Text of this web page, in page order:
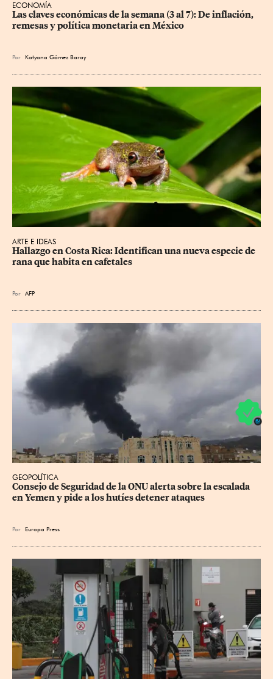
ECONOMÍA
Las claves económicas de la semana (3 al 7): De inflación,
remesas y política monetaria en México
Por Katyana Gómez Baray
ARTE E IDEAS
Hallazgo en Costa Rica: Identifican una nueva especie de
rana que habita en cafetales
Por AFP
GEOPOLÍTICA
Consejo de Seguridad de la ONU alerta sobre la escalada
en Yemen y pide a los hutíes detener ataques
Por Europa Press